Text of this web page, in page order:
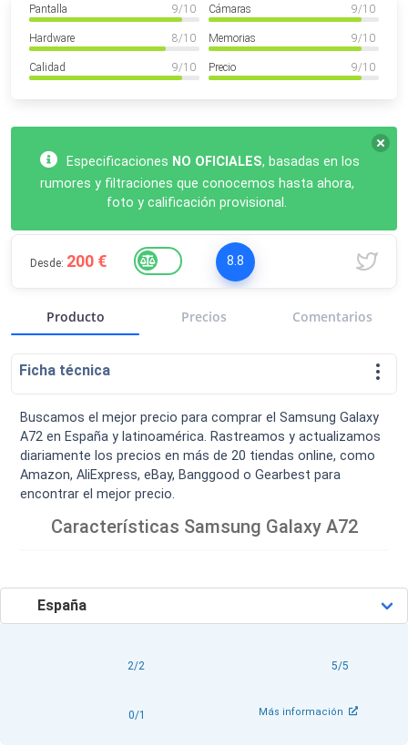
Luchinen
Uruguay
Hola me gustaría saber Si el celula...
VER MÁS
Pantalla 9/ 10 Cámaras 9/ 10
Hardware 8/ 10 Memorias 9/ 10
Calidad 9/ 10 Precio 9/ 10
Especificaciones NO OFICIALES, basadas en los
rumores y filtraciones que conocemos hasta ahora,
foto y calificación provisional.
Desde: 200 € 8.8
Producto Precios Comentarios
Ficha técnica
Buscamos el mejor precio para comprar el Samsung Galaxy
A72 en España y latinoamérica. Rastreamos y actualizamos
diariamente los precios en más de 20 tiendas online, como
Amazon, AliExpress, eBay, Banggood o Gearbest para
encontrar el mejor precio.
Características Samsung Galaxy A72
2/2 5/5
0/1 Más información
Descargas Smartwatches
Operadores Eventos Comparador